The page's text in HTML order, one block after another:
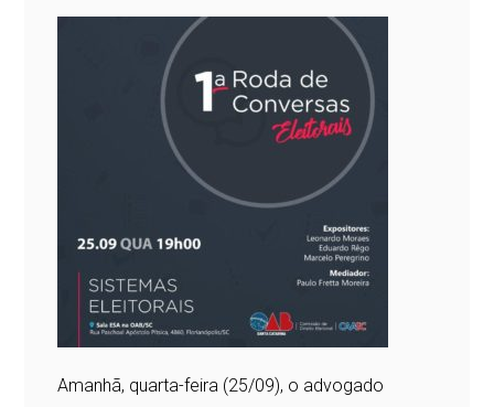
Amanhã, quarta-feira (25/09), o advogado